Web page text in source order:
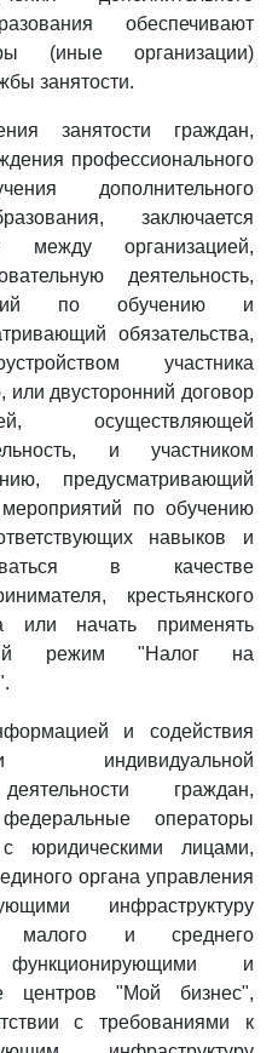
обеспечивают
(иные организации)
занятости.
занятости граждан,
профессионального
дополнительного
заключается
между организацией,
деятельность,
по обучению и
обязательства,
участника
двусторонний договор
осуществляющей
и участником
предусматривающий
мероприятий по обучению
навыков и
в качестве
крестьянского
или начать применять
режим "Налог на
и содействия
индивидуальной
граждан,
операторы
юридическими лицами,
органа управления
инфраструктуру
малого и среднего
функционирующими и
центров "Мой бизнес",
с требованиями к